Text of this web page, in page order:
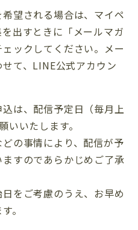
望される場合は、マイペ
出すときに「メールマガ
ックしてください。メー
て、LINE公式アカウン
は、配信予定日（毎月上
いいたします。
の事情により、配信が予
すのであらかじめご了承
をご考慮のうえ、お早め
。